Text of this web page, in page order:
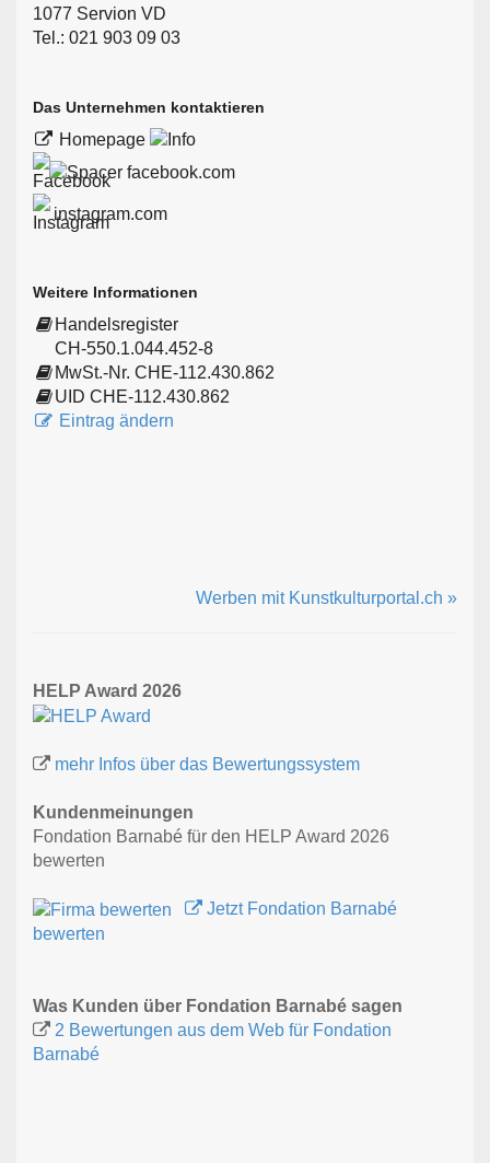
1077 Servion VD
Tel.: 021 903 09 03
Das Unternehmen kontaktieren
Homepage
facebook.com
instagram.com
Weitere Informationen
Handelsregister
CH-550.1.044.452-8
MwSt.-Nr. CHE-112.430.862
UID CHE-112.430.862
Eintrag ändern
Werben mit Kunstkulturportal.ch »
HELP Award 2026
mehr Infos über das Bewertungssystem
Kundenmeinungen
Fondation Barnabé für den HELP Award 2026
bewerten
Jetzt Fondation Barnabé
bewerten
Was Kunden über Fondation Barnabé sagen
2 Bewertungen aus dem Web für Fondation
Barnabé